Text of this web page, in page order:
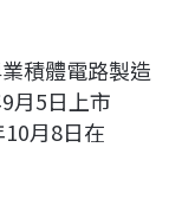
積體電路製造
月5日上市
10月8日在